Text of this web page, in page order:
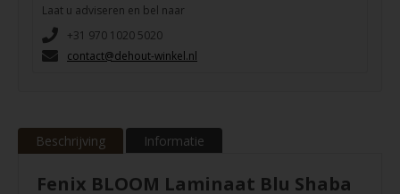
Laat u adviseren en bel naar
+31 970 1020 5020
contact@dehout-winkel.nl
Beschrijving Informatie
Fenix BLOOM Laminaat Blu Shaba